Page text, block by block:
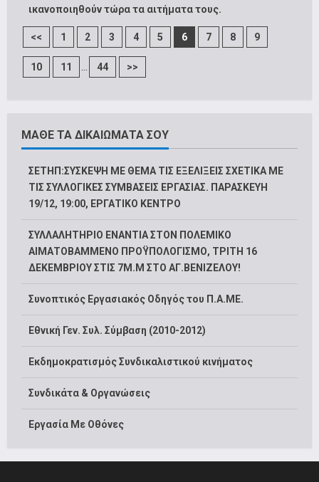
ικανοποιηθούν τώρα τα αιτήματα τους.
<< 1 2 3 4 5 6 7 8 9
10 11 ... 44 >>
ΜΑΘΕ ΤΑ ΔΙΚΑΙΩΜΑΤΑ ΣΟΥ
ΣΕΤΗΠ:ΣΥΣΚΕΨΗ ΜΕ ΘΕΜΑ ΤΙΣ ΕΞΕΛΙΞΕΙΣ ΣΧΕΤΙΚΑ ΜΕ
ΤΙΣ ΣΥΛΛΟΓΙΚΕΣ ΣΥΜΒΑΣΕΙΣ ΕΡΓΑΣΙΑΣ. ΠΑΡΑΣΚΕΥΗ
19/12, 19:00, ΕΡΓΑΤΙΚΟ ΚΕΝΤΡΟ
ΣΥΛΛΑΛΗΤΗΡΙΟ ΕΝΑΝΤΙΑ ΣΤΟΝ ΠΟΛΕΜΙΚΟ
ΑΙΜΑΤΟΒΑΜΜΕΝΟ ΠΡΟΫΠΟΛΟΓΙΣΜΟ, ΤΡΙΤΗ 16
ΔΕΚΕΜΒΡΙΟΥ ΣΤΙΣ 7Μ.Μ ΣΤΟ ΑΓ.ΒΕΝΙΖΕΛΟΥ!
Συνοπτικός Εργασιακός Οδηγός του Π.Α.ΜΕ.
Εθνική Γεν. Συλ. Σύμβαση (2010-2012)
Εκδημοκρατισμός Συνδικαλιστικού κινήματος
Συνδικάτα & Οργανώσεις
Εργασία Με Οθόνες